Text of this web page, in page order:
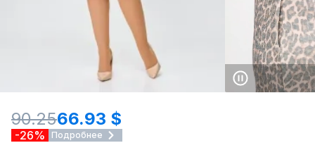
90.2566.93 $
-26% Подробнее